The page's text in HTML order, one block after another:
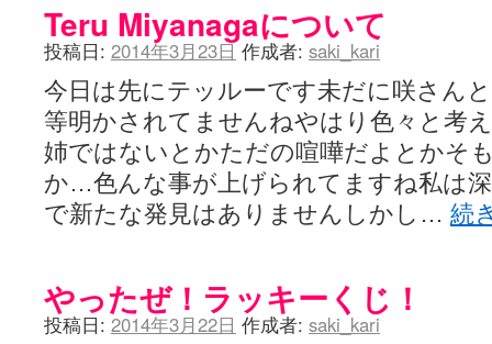
Teru Miyanagaについて
投稿日: 2014年3月23日 作成者: saki_kari
今日は先にテッルーです未だに咲さん
等明かされてませんねやはり色々と考
姉ではないとかただの喧嘩だよとかそ
か…色んな事が上げられてますね私は
で新たな発見はありませんしかし… 続
やったぜ！ラッキーくじ！
投稿日: 2014年3月22日 作成者: saki_kari